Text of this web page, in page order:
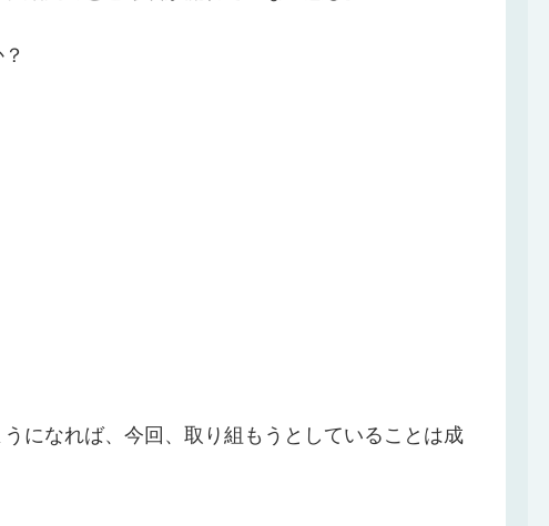
になれば、今回、取り組もうとしていることは成